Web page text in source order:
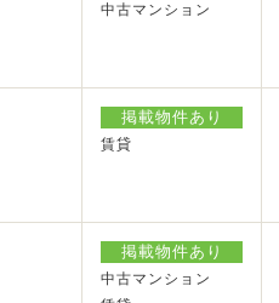
中古マンション
掲載物件あり
賃貸
掲載物件あり
中古マンション